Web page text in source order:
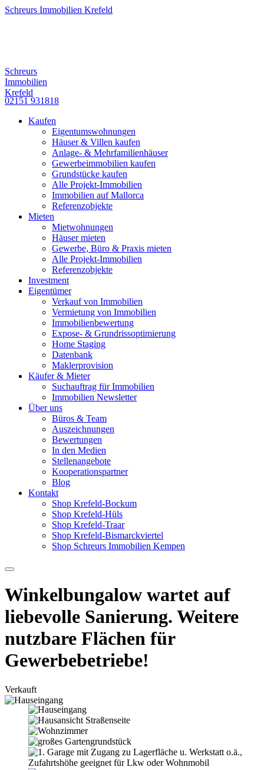
Schreurs Immobilien Krefeld
Schreurs
Immobilien
Krefeld
02151 931818
Kaufen
Eigentumswohnungen
Häuser & Villen kaufen
Anlage- & Mehrfamilienhäuser
Gewerbeimmobilien kaufen
Grundstücke kaufen
Alle Projekt-Immobilien
Immobilien auf Mallorca
Referenzobjekte
Mieten
Mietwohnungen
Häuser mieten
Gewerbe, Büro & Praxis mieten
Alle Projekt-Immobilien
Referenzobjekte
Investment
Eigentümer
Verkauf von Immobilien
Vermietung von Immobilien
Immobilienbewertung
Expose- & Grundrissoptimierung
Home Staging
Datenbank
Maklerprovision
Käufer & Mieter
Suchauftrag für Immobilien
Immobilien Newsletter
Über uns
Büros & Team
Auszeichnungen
Bewertungen
In den Medien
Stellenangebote
Kooperationspartner
Blog
Kontakt
Shop Krefeld-Bockum
Shop Krefeld-Hüls
Shop Krefeld-Traar
Shop Krefeld-Bismarckviertel
Shop Schreurs Immobilien Kempen
Winkelbungalow wartet auf
liebevolle Sanierung. Weitere
nutzbare Flächen für
Gewerbebetriebe!
Verkauft